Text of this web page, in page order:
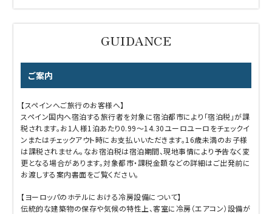
ご案内
【スペインへご旅行のお客様へ】
スペイン国内へ宿泊する旅行者を対象に宿泊都市により「宿泊税」が課
税されます。お1人様1泊あたり0.99～14.30ユーロユーロをチェックイ
ンまたはチェックアウト時にお支払いいただきます。16歳未満のお子様
は課税されません。なお宿泊税は宿泊期間、現地事情により予告なく変
更となる場合があります。対象都市・課税金額などの詳細はご出発前に
お渡しする案内書面をご覧ください。
【ヨーロッパのホテルにおける冷房設備について】
伝統的な建築物の保存や気候の特性上、客室に冷房（エアコン）設備が